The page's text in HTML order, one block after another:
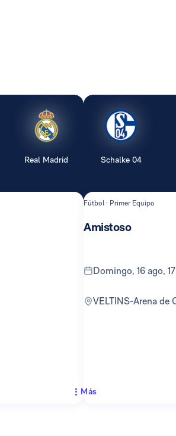
Real Madrid Schalke 04
Fútbol · Primer Equipo
Amistoso
domingo, 16 ago,
VELTINS-Arena
Más